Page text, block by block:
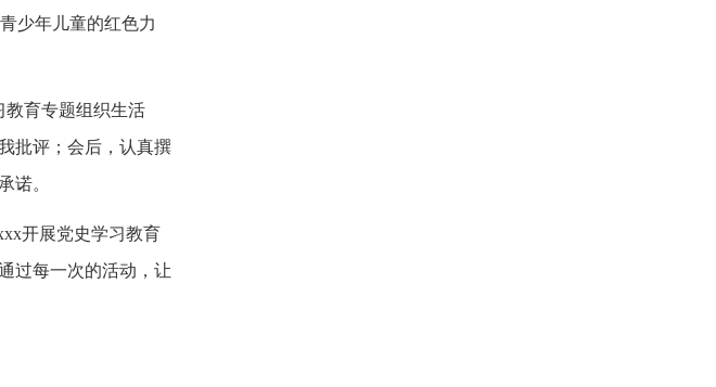
少年儿童的红色力
教育专题组织生活
批评；会后，认真撰
诺。
开展党史学习教育
过每一次的活动，让